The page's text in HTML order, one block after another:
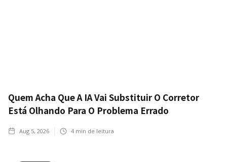
Quem Acha Que A IA Vai Substituir O Corretor
Está Olhando Para O Problema Errado
Aug 5, 2026 4 min de leitura